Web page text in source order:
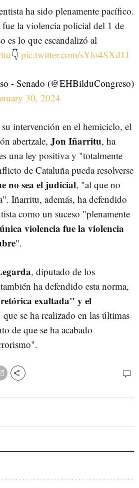
ha sido plenamente pacífico.
la violencia policial del 1 de
es lo que escandalizó al
👇 pic.twitter.com/sYlo4SXd1J
- Senado (@EHBilduCongreso)
30, 2024
intervención en el hemiciclo, el
abertzale, Jon Iñarritu, ha
una ley positiva y "totalmente
de Cataluña pueda resolverse
no sea el judicial, "al que no
Iñarritu, además, ha defendido
como un suceso "plenamente
violencia fue la violencia
".
, diputado de los
ha defendido esta norma,
exaltada" y el
que se ha realizado en las últimas
de que se ha acabado